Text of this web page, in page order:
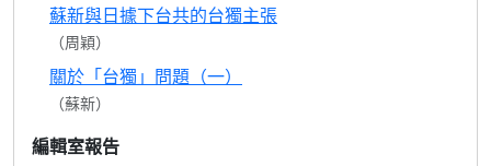
蘇新與日據下台共的台獨主張
（周穎）
關於「台獨」問題（一）
（蘇新）
編輯室報告